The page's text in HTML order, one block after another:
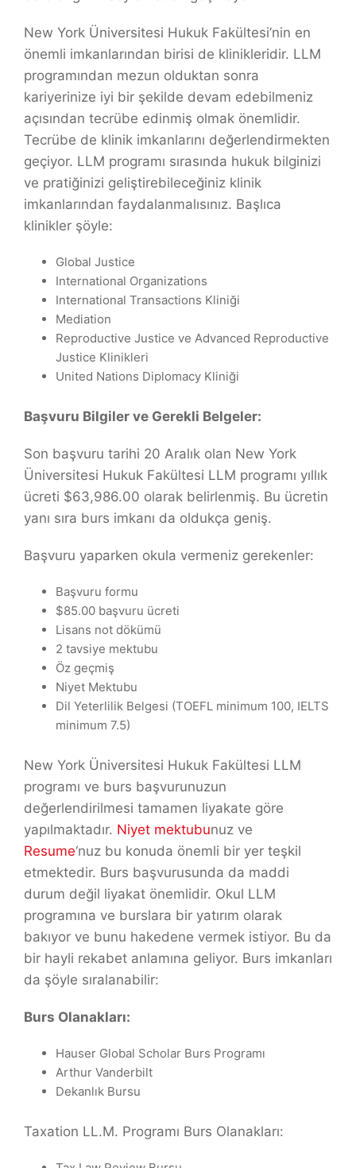
New York Üniversitesi Hukuk Fakültesi’nin en
önemli imkanlarından birisi de klinikleridir. LLM
programından mezun olduktan sonra
kariyerinize iyi bir şekilde devam edebilmeniz
açısından tecrübe edinmiş olmak önemlidir.
Tecrübe de klinik imkanlarını değerlendirmekten
geçiyor. LLM programı sırasında hukuk bilginizi
ve pratiğinizi geliştirebileceğiniz klinik
imkanlarından faydalanmalısınız. Başlıca
klinikler şöyle:
Global Justice
International Organizations
International Transactions Kliniği
Mediation
Reproductive Justice ve Advanced Reproductive
Justice Klinikleri
United Nations Diplomacy Kliniği
Başvuru Bilgiler ve Gerekli Belgeler:
Son başvuru tarihi 20 Aralık olan New York
Üniversitesi Hukuk Fakültesi LLM programı yıllık
ücreti $63,986.00 olarak belirlenmiş. Bu ücretin
yanı sıra burs imkanı da oldukça geniş.
Başvuru yaparken okula vermeniz gerekenler:
Başvuru formu
$85.00 başvuru ücreti
Lisans not dökümü
2 tavsiye mektubu
Öz geçmiş
Niyet Mektubu
Dil Yeterlilik Belgesi (TOEFL minimum 100, IELTS
minimum 7.5)
New York Üniversitesi Hukuk Fakültesi LLM
programı ve burs başvurunuzun
değerlendirilmesi tamamen liyakate göre
yapılmaktadır. Niyet mektubunuz ve
Resume‘nuz bu konuda önemli bir yer teşkil
etmektedir. Burs başvurusunda da maddi
durum değil liyakat önemlidir. Okul LLM
programına ve burslara bir yatırım olarak
bakıyor ve bunu hakedene vermek istiyor. Bu da
bir hayli rekabet anlamına geliyor. Burs imkanları
da şöyle sıralanabilir:
Burs Olanakları:
Hauser Global Scholar Burs Programı
Arthur Vanderbilt
Dekanlık Bursu
Taxation LL.M. Programı Burs Olanakları: